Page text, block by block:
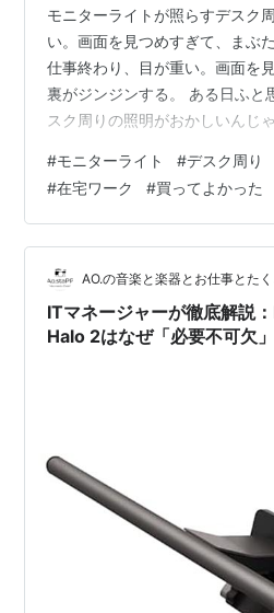
モニターライトが照らすデスク
い。画面を見つめすぎて、まぶ
仕事終わり、目が重い。画面を
裏がジンジンする。 ある日ふと
スク周りの照明がおかしいんじ
して、目の疲れが激減した話を
える人気5機種を実際に比較した
モニターライトとは何か？結論
位互換 目の疲れが減る理由は「
との違い 人気5機種を徹底比較
表（2026年3月最新版） …
#モニターライト #デスク周り
#在宅ワーク #買ってよかった
AO.の音楽と楽器とお仕事とたく
ITマネージャーが徹底解説
Halo 2はなぜ「必要不可欠